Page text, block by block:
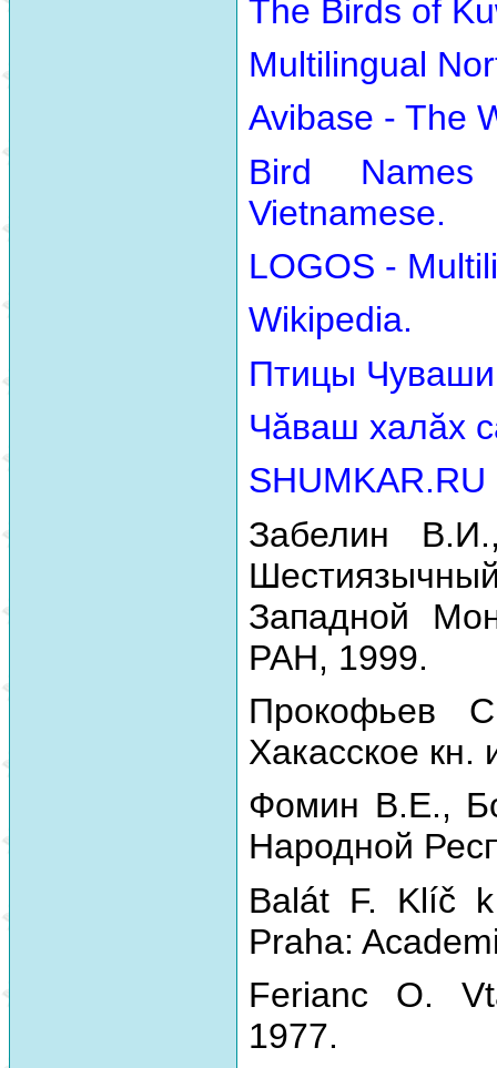
The Birds of
Multilingual
Avibase - The
Bird
Vietnamese.
LOGOS -
Wikipedia.
Птицы
Чăваш халăх
SHUMKAR.RU
Забелин
Западной
РАН, 1999.
Прокофьев
Хакасское кн.
Фомин В.Е.,
Народной
Balát F. Klíč
Praha:
Ferianc O.
1977.